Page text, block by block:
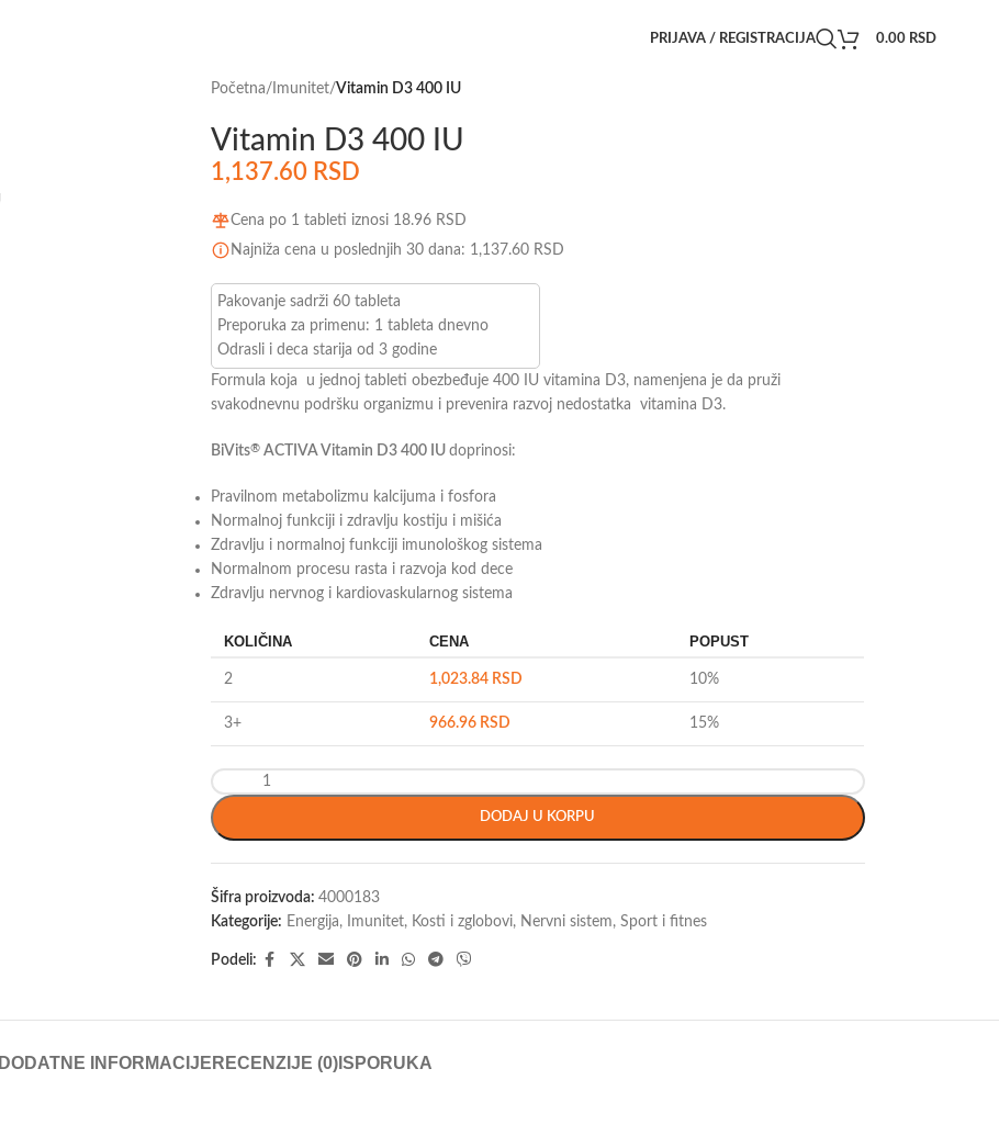
PRIJAVA / REGISTRACIJA 0.00 RSD
Početna/ Imunitet/Vitamin D3 400 IU
Vitamin D3 400 IU
1,137.60 RSD
Cena po 1 tableti iznosi 18.96 RSD
Najniža cena u poslednjih 30 dana: 1,137.60 RSD
Pakovanje sadrži 60 tableta
Preporuka za primenu: 1 tableta dnevno
Odrasli i deca starija od 3 godine
Formula koja u jednoj tableti obezbeđuje 400 IU vitamina D3, namenjena je da pruži
svakodnevnu podršku organizmu i prevenira razvoj nedostatka vitamina D3.
BiVits®ACTIVA Vitamin D3 400 IU doprinosi:
Pravilnom metabolizmu kalcijuma i fosfora
Normalnoj funkciji i zdravlju kostiju i mišića
Zdravlju i normalnoj funkciji imunološkog sistema
Normalnom procesu rasta i razvoja kod dece
Zdravlju nervnog i kardiovaskularnog sistema
KOLIČINA CENA POPUST
2 1,023.84 RSD 10%
3+ 966.96 RSD 15%
DODAJ U KORPU
Šifra proizvoda: 4000183
Kategorije: Energija, Imunitet, Kosti i zglobovi, Nervni sistem, Sport i fitnes
Podeli:
DODATNE INFORMACIJE RECENZIJE (0) ISPORUKA